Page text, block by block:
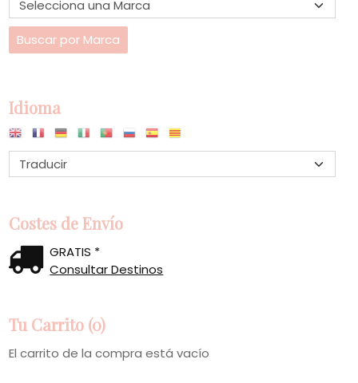
Idioma
Costes de Envío
GRATIS *
Consultar Destinos
Tu Carrito (0)
El carrito de la compra está vacío